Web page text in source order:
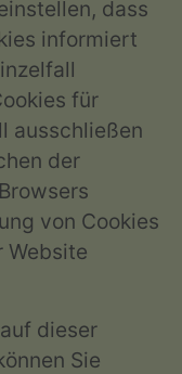
dass
informiert
für
ausschließen
der
von Cookies
Website
dieser
Sie